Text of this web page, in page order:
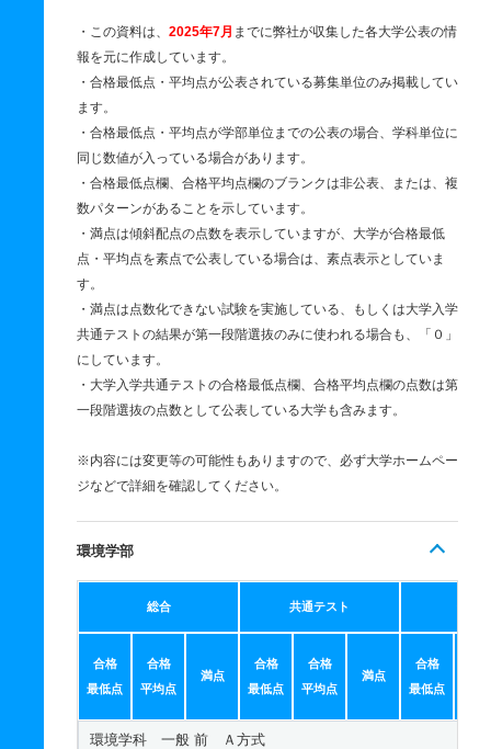
・この資料は、 2025年7月 までに弊社が収集した各大学公表の情
報を元に作成しています。
・合格最低点・平均点が公表されている募集単位のみ掲載してい
ます。
・合格最低点・平均点が学部単位までの公表の場合、学科単位に
同じ数値が入っている場合があります。
・合格最低点欄、合格平均点欄のブランクは非公表、または、複
数パターンがあることを示しています。
・満点は傾斜配点の点数を表示していますが、大学が合格最低
点・平均点を素点で公表している場合は、素点表示としていま
す。
・満点は点数化できない試験を実施している、もしくは大学入学
共通テストの結果が第一段階選抜のみに使われる場合も、「０」
にしています。
・大学入学共通テストの合格最低点欄、合格平均点欄の点数は第
一段階選抜の点数として公表している大学も含みます。
※内容には変更等の可能性もありますので、必ず大学ホームペー
ジなどで詳細を確認してください。
環境学部
総合 共通テスト
合格
最低点
合格
平均点
満点
合格
最低点
合格
平均点
満点
合格
最低点
環境学科 一般 前 Ａ方式